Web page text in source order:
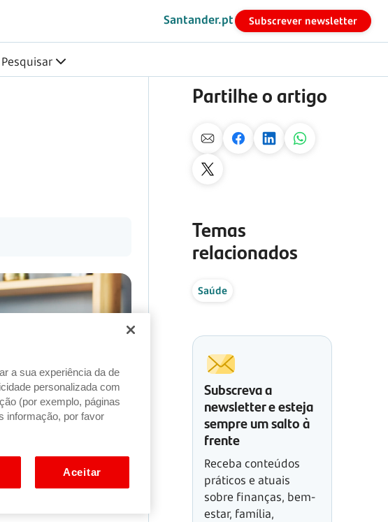
Santander.pt Subscrever newsletter
Pesquisar
Partilhe o artigo
Temas
relacionados
Saúde
Subscreva a
newsletter e esteja
sempre um salto à
frente
Receba conteúdos
práticos e atuais
sobre finanças, bem-
estar, família,
a sua experiência da de
personalizada com
(por exemplo, páginas
informação, por favor
Aceitar